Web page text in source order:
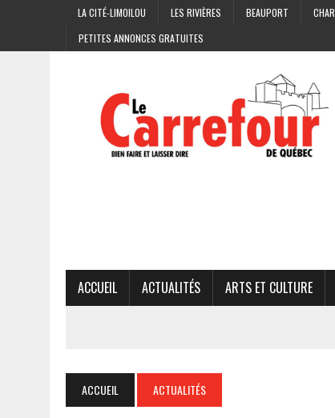
LA CITÉ-LIMOILOU LES RIVIÈRES BEAUPORT
PETITES ANNONCES GRATUITES
ACCUEIL ACTUALITÉS ARTS ET CULTURE
ACCUEIL ACTUALITÉS